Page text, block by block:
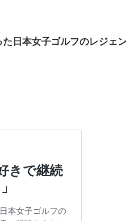
日本女子ゴルフのレジェ